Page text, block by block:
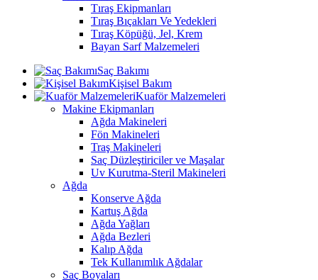
Tıraş Ekipmanları
Tıraş Bıçakları Ve Yedekleri
Tıraş Köpüğü, Jel, Krem
Bayan Sarf Malzemeleri
Saç Bakımı
Kişisel Bakım
Kuaför Malzemeleri
Makine Ekipmanları
Ağda Makineleri
Fön Makineleri
Traş Makineleri
Saç Düzleştiriciler ve Maşalar
Uv Kurutma-Steril Makineleri
Ağda
Konserve Ağda
Kartuş Ağda
Ağda Yağları
Ağda Bezleri
Kalıp Ağda
Tek Kullanımlık Ağdalar
Saç Boyaları